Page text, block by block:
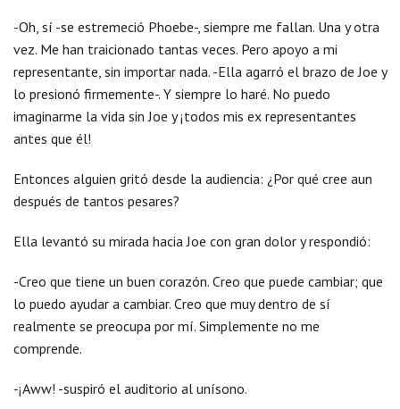
-Oh, sí -se estremeció Phoebe-, siempre me fallan. Una y otra
vez. Me han traicionado tantas veces. Pero apoyo a mi
representante, sin importar nada. -Ella agarró el brazo de Joe y
lo presionó firmemente-. Y siempre lo haré. No puedo
imaginarme la vida sin Joe y ¡todos mis ex representantes
antes que él!
Entonces alguien gritó desde la audiencia: ¿Por qué cree aun
después de tantos pesares?
Ella levantó su mirada hacia Joe con gran dolor y respondió:
-Creo que tiene un buen corazón. Creo que puede cambiar; que
lo puedo ayudar a cambiar. Creo que muy dentro de sí
realmente se preocupa por mí. Simplemente no me
comprende.
-¡Aww! -suspiró el auditorio al unísono.